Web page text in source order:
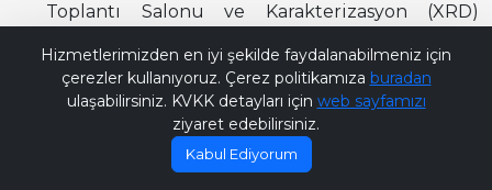
Toplantı Salonu ve Karakterizasyon (XRD)
Hizmetlerimizden en iyi şekilde faydalanabilmeniz için
çerezler kullanıyoruz. Çerez politikamıza buradan
ulaşabilirsiniz. KVKK detayları için web sayfamızı
ziyaret edebilirsiniz.
Kabul Ediyorum
Bana Soru Sor | Ask Me